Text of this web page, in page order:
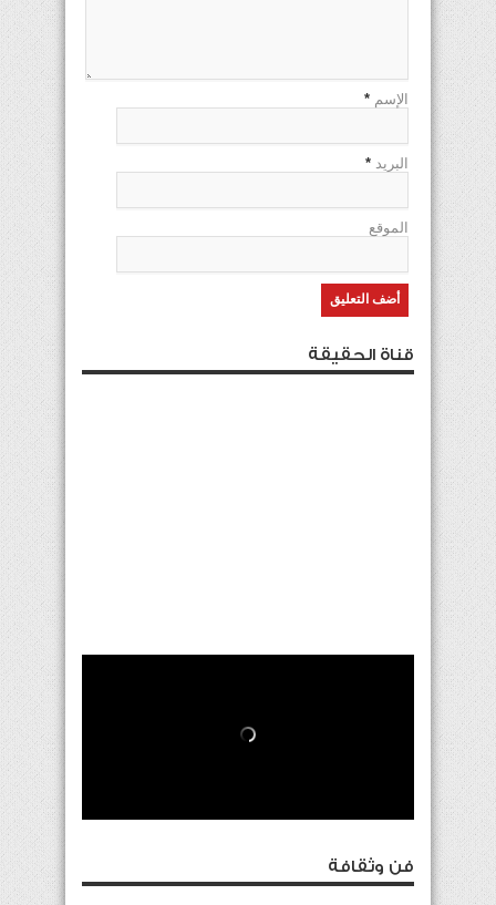
الإسم *
البريد *
الموقع
قناة الحقيقة
فن وثقافة